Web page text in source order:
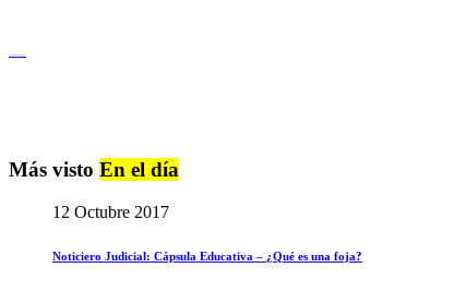
Más visto En el día
12 Octubre 2017
Noticiero Judicial: Cápsula Educativa – ¿Qué es una foja?